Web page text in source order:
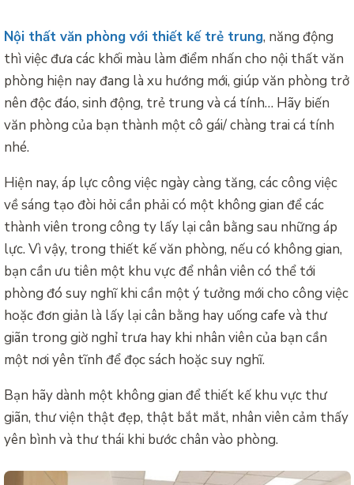
Nội thất văn phòng với thiết kế trẻ trung, năng động
thì việc đưa các khối màu làm điểm nhấn cho nội thất văn
phòng hiện nay đang là xu hướng mới, giúp văn phòng trở
nên độc đáo, sinh động, trẻ trung và cá tính… Hãy biến
văn phòng của bạn thành một cô gái/ chàng trai cá tính
nhé.
Hiện nay, áp lực công việc ngày càng tăng, các công việc
về sáng tạo đòi hỏi cần phải có một không gian để các
thành viên trong công ty lấy lại cân bằng sau những áp
lực. Vì vậy, trong thiết kế văn phòng, nếu có không gian,
bạn cần ưu tiên một khu vực để nhân viên có thể tới
phòng đó suy nghĩ khi cần một ý tưởng mới cho công việc
hoặc đơn giản là lấy lại cân bằng hay uống cafe và thư
giãn trong giờ nghỉ trưa hay khi nhân viên của bạn cần
một nơi yên tĩnh để đọc sách hoặc suy nghĩ.
Bạn hãy dành một không gian để thiết kế khu vực thư
giãn, thư viện thật đẹp, thật bắt mắt, nhân viên cảm thấy
yên bình và thư thái khi bước chân vào phòng.